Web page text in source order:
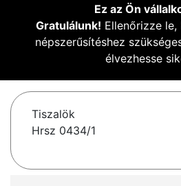
Ez az Ön
Gratulálunk! Ellenőrizze
népszerűsítéshez
élvezhesse
Tiszalök
Hrsz 0434/1